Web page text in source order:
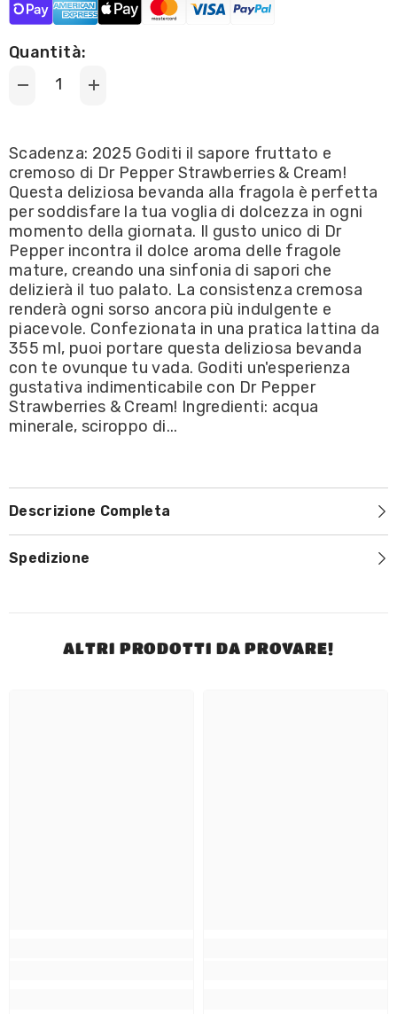
Quantità:
Decrease
Pepper
-
gusto
Strawberry
&amp;
Cream
Increase
Pepper
-
gusto
Strawberry
&amp;
Cream
355ml
Scadenza: 2025 Goditi il sapore fruttato e
cremoso di Dr Pepper Strawberries & Cream!
Questa deliziosa bevanda alla fragola è perfetta
per soddisfare la tua voglia di dolcezza in ogni
momento della giornata. Il gusto unico di Dr
Pepper incontra il dolce aroma delle fragole
mature, creando una sinfonia di sapori che
delizierà il tuo palato. La consistenza cremosa
renderà ogni sorso ancora più indulgente e
piacevole. Confezionata in una pratica lattina da
355 ml, puoi portare questa deliziosa bevanda
con te ovunque tu vada. Goditi un'esperienza
gustativa indimenticabile con Dr Pepper
Strawberries & Cream! Ingredienti: acqua
minerale, sciroppo di...
Descrizione Completa
Spedizione
ALTRI PRODOTTI DA PROVARE!